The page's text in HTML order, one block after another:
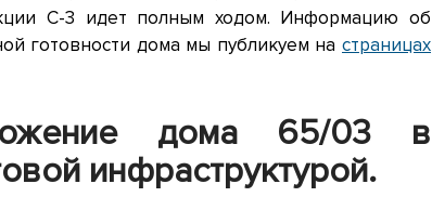
C-3 идет полным ходом. Информацию об
готовности дома мы публикуем на страницах
дома 65/03 в
инфраструктурой.